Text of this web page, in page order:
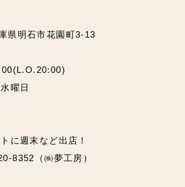
明石市花園町3-13
曜日
に週末など出店！
8352（㈱夢工房）